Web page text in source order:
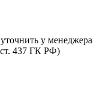
у
437 ГК РФ)